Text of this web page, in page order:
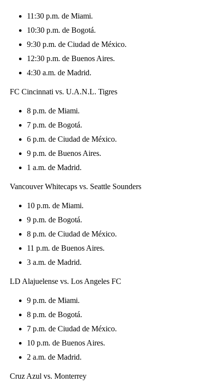
11:30 p.m. de Miami.
10:30 p.m. de Bogotá.
9:30 p.m. de Ciudad de México.
12:30 p.m. de Buenos Aires.
4:30 a.m. de Madrid.
FC Cincinnati vs. U.A.N.L. Tigres
8 p.m. de Miami.
7 p.m. de Bogotá.
6 p.m. de Ciudad de México.
9 p.m. de Buenos Aires.
1 a.m. de Madrid.
Vancouver Whitecaps vs. Seattle Sounders
10 p.m. de Miami.
9 p.m. de Bogotá.
8 p.m. de Ciudad de México.
11 p.m. de Buenos Aires.
3 a.m. de Madrid.
LD Alajuelense vs. Los Angeles FC
9 p.m. de Miami.
8 p.m. de Bogotá.
7 p.m. de Ciudad de México.
10 p.m. de Buenos Aires.
2 a.m. de Madrid.
Cruz Azul vs. Monterrey